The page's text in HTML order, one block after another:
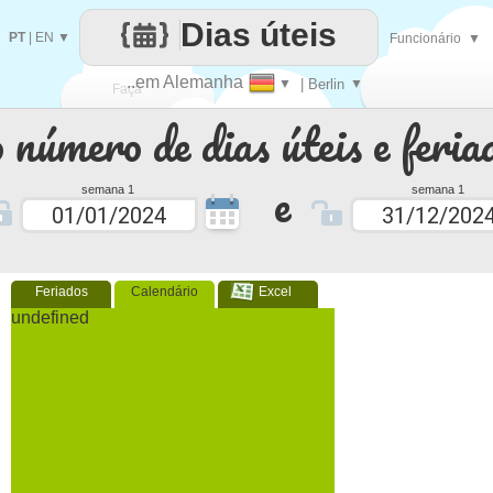
de dias úteis e
semana 1 e semana 1
Feriados Calendário Excel
undefined
Faça
cada
..em Alemanha ▼ | Berlin ▼
Dias úteis
PT| EN ▼ Funcionário ▼